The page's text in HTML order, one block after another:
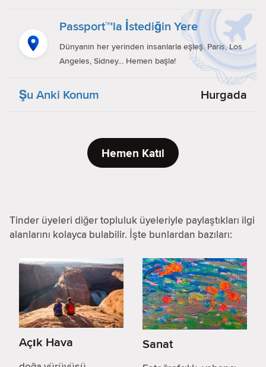
Passport™'la İstediğin Yere
Dünyanın her yerinden insanlarla eşleş. Paris, Los
Angeles, Sidney... Hemen başla!
Şu Anki Konum Hurgada
Hemen Katıl
Tinder üyeleri diğer topluluk üyeleriyle paylaştıkları ilgi
alanlarını kolayca bulabilir. İşte bunlardan bazıları:
Açık Hava Sanat